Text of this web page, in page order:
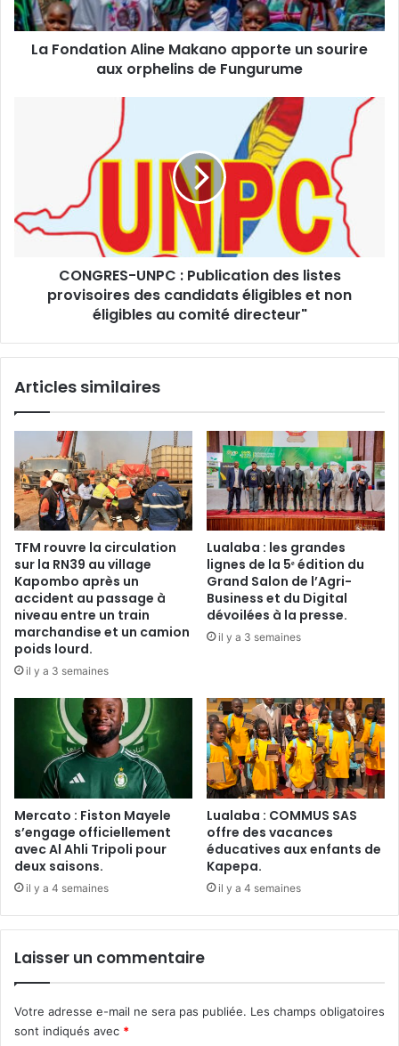
aux
orphelins
La Fondation Aline Makano apporte un sourire
aux orphelins de Fungurume
provisoires
des
au
directeur"
CONGRES-UNPC : Publication des listes
provisoires des candidats éligibles et non
éligibles au comité directeur"
Articles similaires
TFM rouvre la circulation
sur la RN39 au village
Kapombo après un
accident au passage à
niveau entre un train
marchandise et un camion
poids lourd.
il y a 3 semaines
Lualaba : les grandes
lignes de la 5ᵉ édition du
Grand Salon de l’Agri-
Business et du Digital
dévoilées à la presse.
il y a 3 semaines
Mercato : Fiston Mayele
s’engage officiellement
avec Al Ahli Tripoli pour
deux saisons.
il y a 4 semaines
Lualaba : COMMUS SAS
offre des vacances
éducatives aux enfants de
Kapepa.
il y a 4 semaines
Laisser un commentaire
Votre adresse e-mail ne sera pas publiée. Les champs obligatoires
sont indiqués avec *